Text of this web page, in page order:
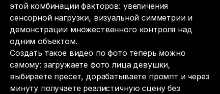
этой комбинации факторов: увеличения
сенсорной нагрузки, визуальной симметрии и
демонстрации множественного контроля над
одним объектом.
Создать такое видео по фото теперь можно
самому: загружаете фото лица девушки,
выбираете пресет, дорабатываете промпт и через
минуту получаете реалистичную сцену без